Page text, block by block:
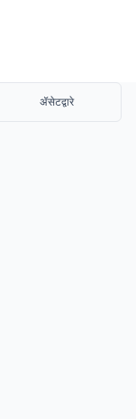
ॲसेटद्वारे